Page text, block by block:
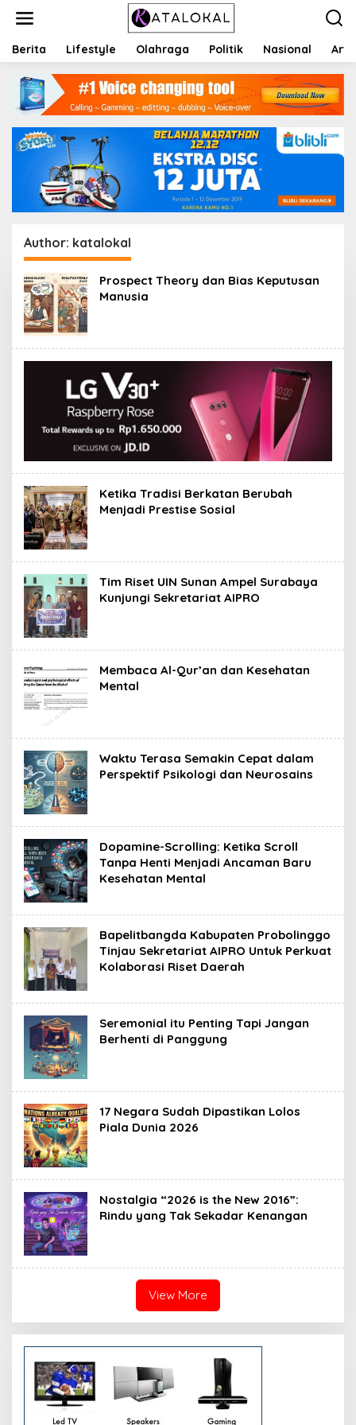
t
Berita Lifestyle Olahraga Politik Nasional
Author: katalokal
Prospect Theory dan Bias Keputusan
Manusia
Ketika Tradisi Berkatan Berubah
Menjadi Prestise Sosial
Tim Riset UIN Sunan Ampel Surabaya
Kunjungi Sekretariat AIPRO
Membaca Al-Qur’an dan Kesehatan
Mental
Waktu Terasa Semakin Cepat dalam
Perspektif Psikologi dan Neurosains
Dopamine-Scrolling: Ketika Scroll
Tanpa Henti Menjadi Ancaman Baru
Kesehatan Mental
Bapelitbangda Kabupaten Probolinggo
Tinjau Sekretariat AIPRO Untuk Perkuat
Kolaborasi Riset Daerah
Seremonial itu Penting Tapi Jangan
Berhenti di Panggung
17 Negara Sudah Dipastikan Lolos
Piala Dunia 2026
Nostalgia “2026 is the New 2016”:
Rindu yang Tak Sekadar Kenangan
View More